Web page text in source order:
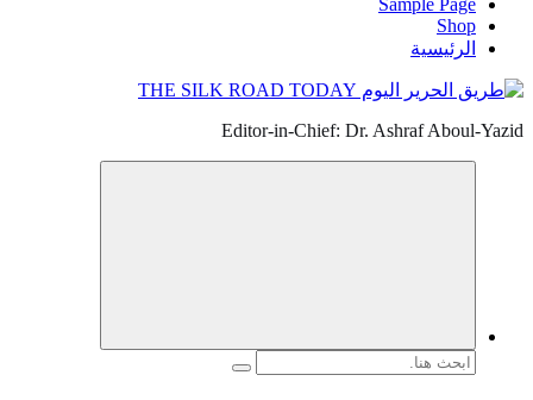
Sample Page
Shop
الرئيسية
Editor-in-Chief: Dr. Ashraf Aboul-Yazid
البحث